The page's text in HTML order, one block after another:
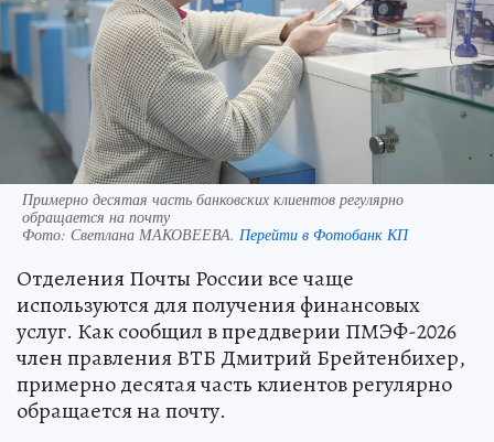
Примерно десятая часть банковских клиентов регулярно
обращается на почту
Фото: Светлана МАКОВЕЕВА. Перейти в Фотобанк КП
Отделения Почты России все чаще
используются для получения финансовых
услуг. Как сообщил в преддверии ПМЭФ-2026
член правления ВТБ Дмитрий Брейтенбихер,
примерно десятая часть клиентов регулярно
обращается на почту.